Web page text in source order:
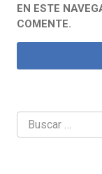
EN ESTE
COMENTE.
Buscar: